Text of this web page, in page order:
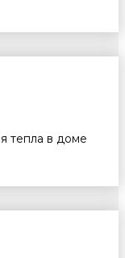
тепла в доме